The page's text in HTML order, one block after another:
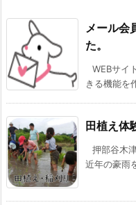
メール会
た。
WEBサイ
きる機能を
田植え
押部谷木
近年の豪雨